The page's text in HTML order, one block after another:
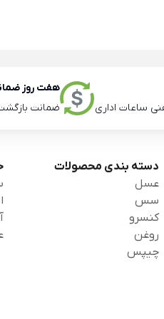
هفت روز
ضمانت بازگشت
دسته بندی محصولات
عسل
سس
کنسرو
روغن
چیپس